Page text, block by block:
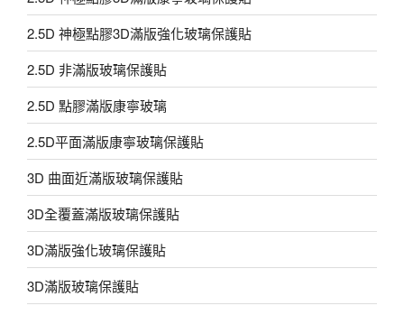
2.5D 神極點膠3D滿版強化玻璃保護貼
2.5D 非滿版玻璃保護貼
2.5D 點膠滿版康寧玻璃
2.5D平面滿版康寧玻璃保護貼
3D 曲面近滿版玻璃保護貼
3D全覆蓋滿版玻璃保護貼
3D滿版強化玻璃保護貼
3D滿版玻璃保護貼